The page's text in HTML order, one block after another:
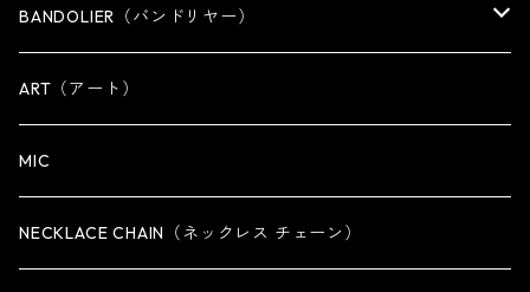
OTHER
WALLET CHAIN
OTHER
BANDOLIER（バンドリヤー）
iPhone 14専用ケース
iPhone 14 Plus専用ケース
iPhone 14 Pro専用ケース
ART（アート）
MIC
NECKLACE CHAIN（ネックレス チェーン）